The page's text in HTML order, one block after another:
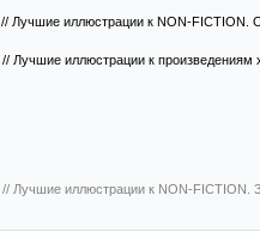
// Лучшие иллюстрации к NON-FICTION.
// Лучшие иллюстрации к
// Лучшие иллюстрации к NON-FICTION.